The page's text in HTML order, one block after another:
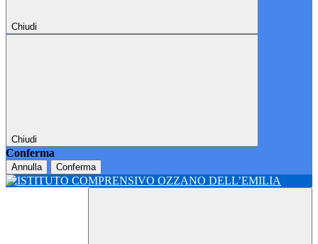
Chiudi
Chiudi
Conferma
Annulla Conferma